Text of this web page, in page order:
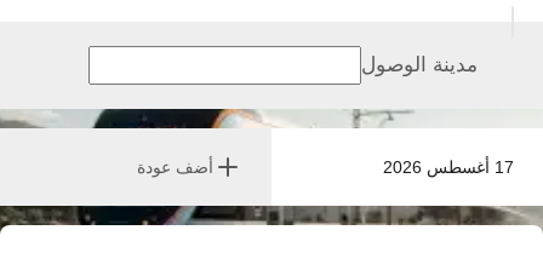
17 أغسطس 2026 أضف عودة
مدينة الوصول